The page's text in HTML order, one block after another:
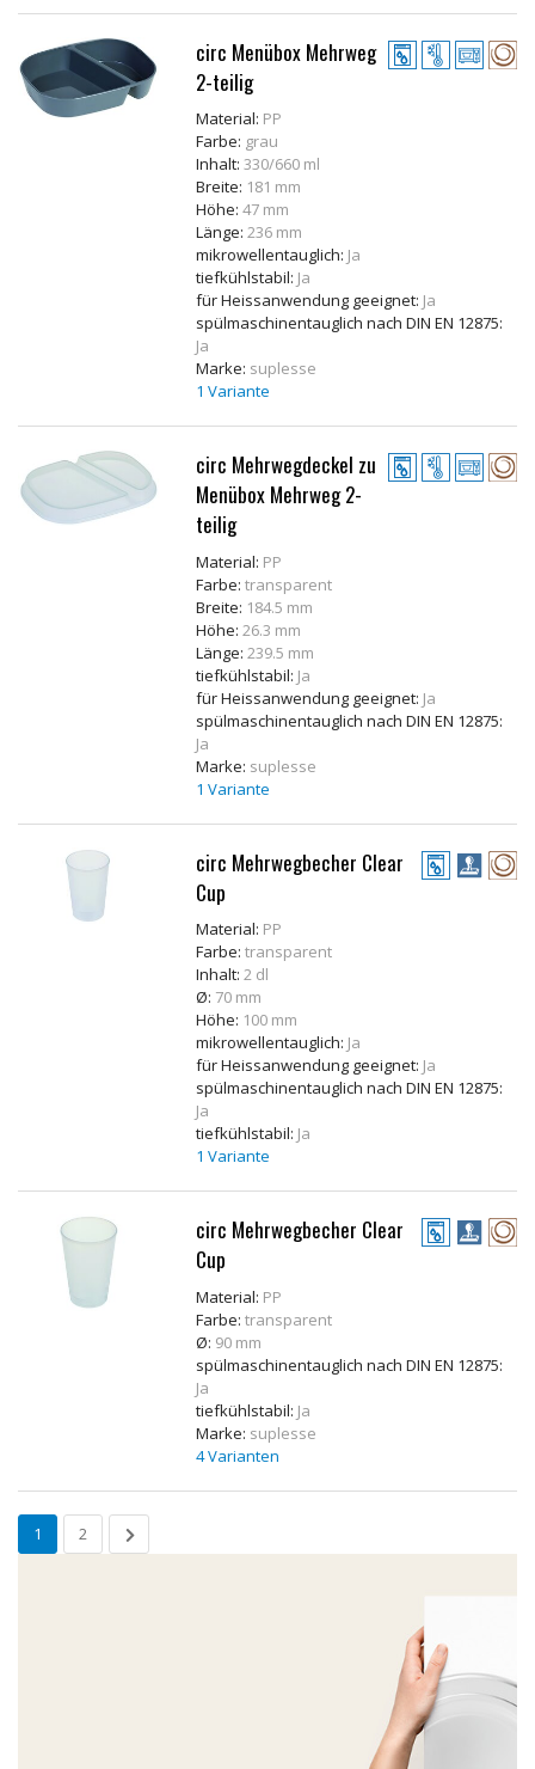
circ Menübox Mehrweg
2-teilig
Material: PP
Farbe: grau
Inhalt:330/660 ml
Breite: 181 mm
Höhe:47 mm
Länge:236 mm
mikrowellentauglich: Ja
tiefkühlstabil: Ja
für Heissanwendung geeignet: Ja
spülmaschinentauglich nach DIN EN 12875:
Ja
Marke: suplesse
1 Variante
circ Mehrwegdeckel zu
Menübox Mehrweg 2-
teilig
Material: PP
Farbe:transparent
Breite: 184.5 mm
Höhe:26.3 mm
Länge:239.5 mm
tiefkühlstabil: Ja
für Heissanwendung geeignet: Ja
spülmaschinentauglich nach DIN EN 12875:
Ja
Marke: suplesse
1 Variante
circ Mehrwegbecher Clear
Cup
Material: PP
Farbe:transparent
Inhalt:2 dl
Ø: 70 mm
Höhe: 100 mm
mikrowellentauglich: Ja
für Heissanwendung geeignet: Ja
spülmaschinentauglich nach DIN EN 12875:
Ja
tiefkühlstabil: Ja
1 Variante
circ Mehrwegbecher Clear
Cup
Material: PP
Farbe:transparent
Ø: 90 mm
spülmaschinentauglich nach DIN EN 12875:
Ja
tiefkühlstabil: Ja
Marke: suplesse
4 Varianten
1 2